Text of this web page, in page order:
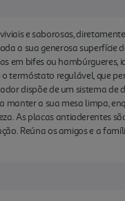
e saborosas,
a sua generosa superfície
em bifes ou hambúrgueres,
termóstato regulável, que
dispõe de um sistema de
a sua mesa limpa,
As placas antiaderentes
Reúna os amigos e a